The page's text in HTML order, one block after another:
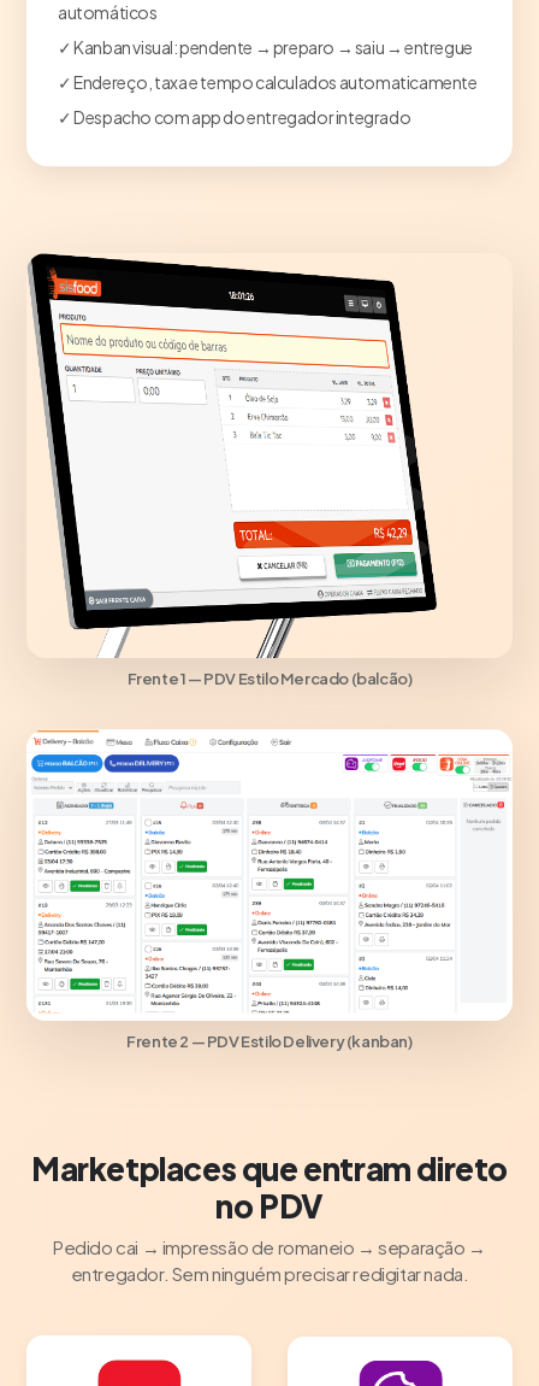
automáticos
✓ Kanban visual: pendente → preparo → saiu → entregue
✓ Endereço, taxa e tempo calculados automaticamente
✓ Despacho com app do entregador integrado
Frente 1 — PDV Estilo Mercado (balcão)
Frente 2 — PDV Estilo Delivery (kanban)
Marketplaces que entram direto
no PDV
Pedido cai → impressão de romaneio → separação →
entregador. Sem ninguém precisar redigitar nada.